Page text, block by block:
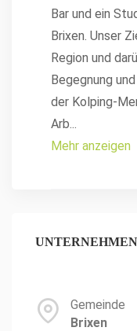
Bar und ein
Brixen. Unser
Region und
Begegnung
der Kolping-
Arb...
Mehr anzeigen
UNTERNEHMEN
Gemeinde
Brixen